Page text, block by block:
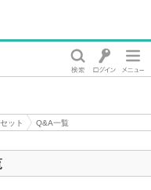
ット
Q&A一覧